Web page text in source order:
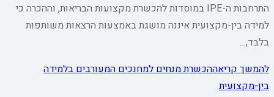
התרחבות ה-IPE במוסדות להכשרת מקצועות הבריאות, וההכרה כי
למידה בין-מקצועית איננה מושגת באמצעות הרצאות משותפות
בלבד,…
להמשך קריאההכשרת מנחים למחנכים המעורבים בלמידה
בין-מקצועית